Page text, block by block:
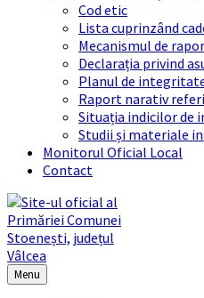
Cod etic
Lista cuprinzând
Mecanismul de
Declarația privind
Planul de
Raport narativ
Situația indicilor de
Studii și materiale
Monitorul Oficial Local
Contact
Menu